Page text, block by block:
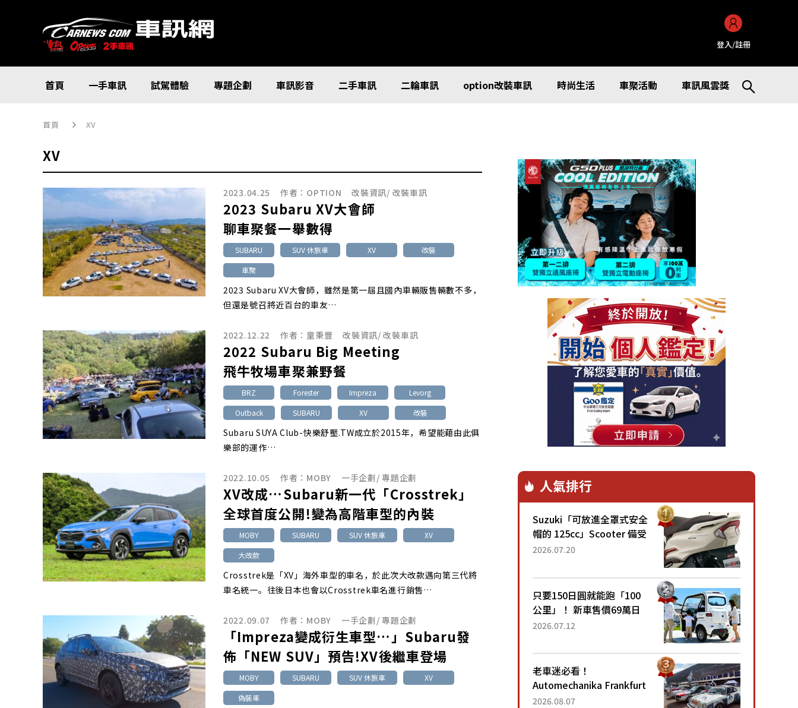
登入/註冊
首頁 一手車訊 試駕體驗 專題企劃 車訊影音 二手車訊 二輪車訊 option改裝車訊 時尚生活 車聚活動 車訊風雲獎
首頁 XV
XV
2023.04.25 作者： OPTION 改裝資訊/ 改裝車訊
2023 Subaru XV大會師
聊車聚餐一舉數得
SUBARU SUV 休旅車 XV
改裝
車聚
2023 Subaru XV大會師，雖然是第一屆且國內車輛販售輛數不多，
但還是號召將近百台的車友…
2022.12.22 作者： 童秉豐 改裝資訊/改裝車訊
2022 Subaru Big Meeting
飛牛牧場車聚兼野餐
BRZ Forester Impreza
Levorg
Outback
SUBARU XV 改裝
Subaru SUYA Club-快樂舒壓.TW成立於2015年，希望能藉由此俱
樂部的運作…
2022.10.05 作者： MOBY 一手企劃 /專題企劃
XV改成…Subaru新一代「Crosstrek」
全球首度公開!變為高階車型的內裝
MOBY SUBARU SUV 休旅車
XV
大改款
Crosstrek是「XV」海外車型的車名，於此次大改款邁向第三代將
車名統一。往後日本也會以Crosstrek車名進行銷售…
2022.09.07 作者： MOBY 一手企劃 /專題企劃
「Impreza變成衍生車型…」Subaru發
佈「NEW SUV」預告!XV後繼車登場
MOBY SUBARU SUV 休旅車
XV
偽裝車
人氣排行
Suzuki「可放進全罩式安全
帽的 125cc」Scooter 備受
矚目！採用全新流線設計與
已陸續開始出口的新款
「B...
2026.07.20
只要150日圓就能跑「100
公里」！ 新車售價69萬日
圓的「3人座」Trike大受歡
為何能迅速熱賣？
2026.07.12
老車迷必看！
Automechanika Frankfurt
2026擴大經典車專區 1954
2026.08.07